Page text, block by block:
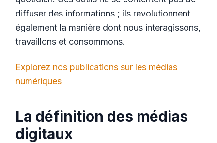
diffuser des informations ; ils révolutionnent
également la manière dont nous interagissons,
travaillons et consommons.
Explorez nos publications sur les médias
numériques
La définition des médias
digitaux